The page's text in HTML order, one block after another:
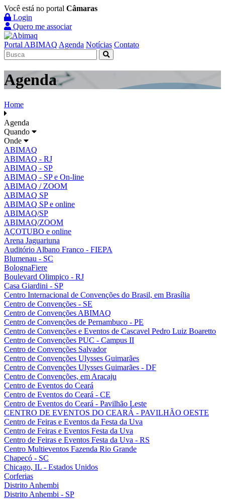
Você está no portal Câmaras
Login
Quero me associar
Portal ABIMAQ Agenda Notícias Contato
Agenda
Home
Agenda
Quando
Onde
ABIMAQ
ABIMAQ - RJ
ABIMAQ - SP
ABIMAQ - SP e On-line
ABIMAQ / ZOOM
ABIMAQ SP
ABIMAQ SP e online
ABIMAQ/SP
ABIMAQ/ZOOM
AÇOTUBO e online
Arena Jaguariuna
Auditório Albano Franco - FIEPA
Blumenau - SC
BolognaFiere
Boulevard Olimpico - RJ
Casa Giardini - SP
Centro Internacional de Convenções do Brasil, em Brasília
Centro de Convenções - SE
Centro de Convenções ABIMAQ
Centro de Convenções de Pernambuco - PE
Centro de Convenções e Eventos de Cascavel Pedro Luiz Boaretto
Centro de Convenções PUC - Campus II
Centro de Convenções Salvador
Centro de Convenções Ulysses Guimarães
Centro de Convenções Ulysses Guimarães - DF
Centro de Convenções, em Aracaju
Centro de Eventos do Ceará
Centro de Eventos do Ceará - CE
Centro de Eventos do Ceará - Pavilhão Leste
CENTRO DE EVENTOS DO CEARÁ - PAVILHÃO OESTE
Centro de Feiras e Eventos da Festa da Uva
Centro de Feiras e Eventos Festa da Uva
Centro de Feiras e Eventos Festa da Uva - RS
Centro Multieventos Fazenda Rio Grande
Chapecó - SC
Chicago, IL - Estados Unidos
Corferias
Distrito Anhembi
Distrito Anhembi - SP